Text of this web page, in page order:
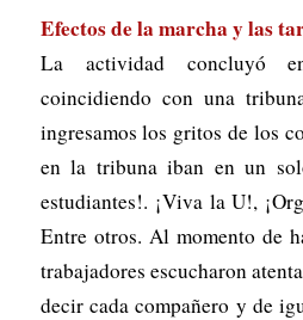
Efectos de la marcha y las
La actividad concluyó
coincidiendo con una
ingresamos los gritos de los
en la tribuna iban en un
estudiantes!. ¡Viva la U!,
Entre otros. Al momento de
trabajadores escucharon
decir cada compañero y de